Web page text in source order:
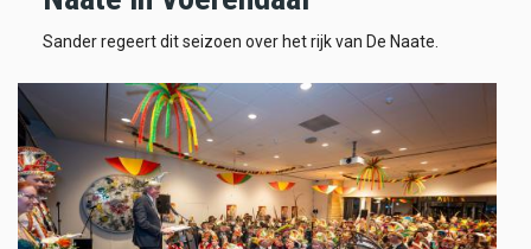
Sander regeert dit seizoen over het rijk van De Naate.